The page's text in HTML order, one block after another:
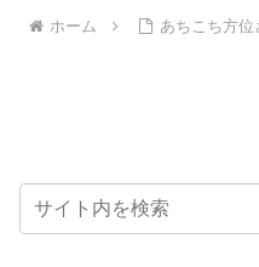
ホーム あちこち方